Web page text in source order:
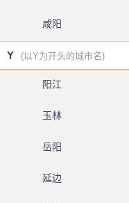
咸阳
Y (以Y为开头的城市名)
阳江
玉林
岳阳
延边